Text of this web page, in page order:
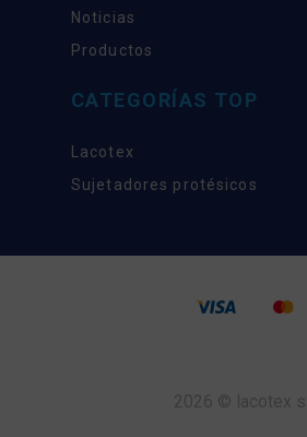
Noticias
Productos
CATEGORÍAS TOP
Lacotex
Sujetadores protésicos